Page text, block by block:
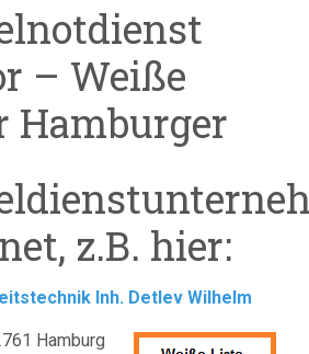
– Weiße
Hamburger
z.B. hier:
Inh. Detlev Wilhelm
Hamburg